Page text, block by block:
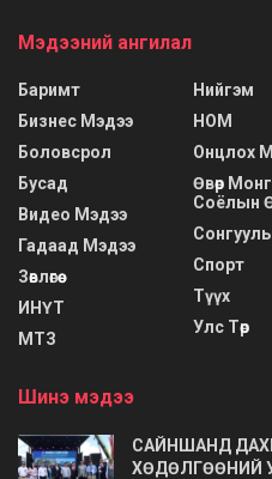
Мэдээний ангилал
Баримт
Бизнес Мэдээ
Боловсрол
Бусад
Видео Мэдээ
Гадаад Мэдээ
Зөвлөгөө
ИНҮТ
МТЗ
Нийгэм
НОМ
Онцлох
Өвөр
Соёлын
Спорт
Түүх
Улс Төр
Шинэ мэдээ
САЙНШАНД
ХӨДӨЛГӨӨНИЙ